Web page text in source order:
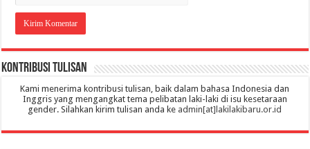
Kontribusi Tulisan
Kami menerima kontribusi tulisan, baik dalam bahasa Indonesia dan
Inggris yang mengangkat tema pelibatan laki-laki di isu kesetaraan
gender. Silahkan kirim tulisan anda ke admin[at]lakilakibaru.or.id